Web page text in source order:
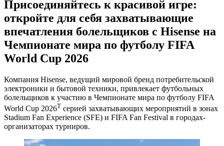
Присоединяйтесь к красивой игре:
откройте для себя захватывающие
впечатления болельщиков с Hisense на
Чемпионате мира по футболу FIFA
World Cup 2026
Компания Hisense, ведущий мировой бренд потребительской
электроники и бытовой техники, привлекает футбольных
болельщиков к участию в Чемпионате мира по футболу FIFA
World Cup 2026T серией захватывающих мероприятий в зонах
Stadium Fan Experience (SFE) и FIFA Fan Festival в городах-
организаторах турниров.